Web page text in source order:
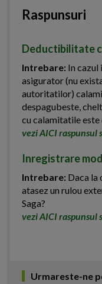
Raspunsuri
Deductibilitate
Intrebare: In cazul
asigurator (nu
autoritatilor)
despagubeste,
cu calamitatile
vezi AICI raspunsul
Inregistrare
Intrebare: Daca la
atasez un rulou
Saga?
vezi AICI raspunsul
Urmareste-ne